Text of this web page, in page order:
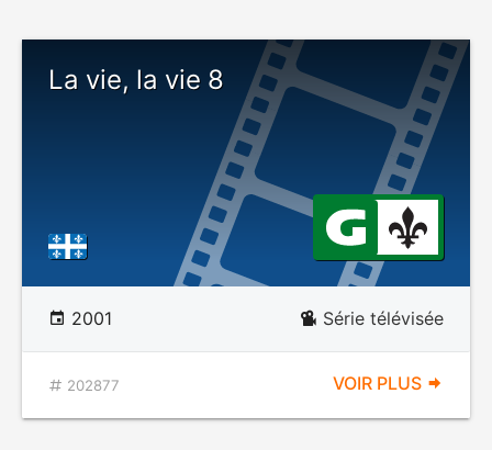
La vie, la vie 8
2001 Série télévisée
202877 VOIR PLUS